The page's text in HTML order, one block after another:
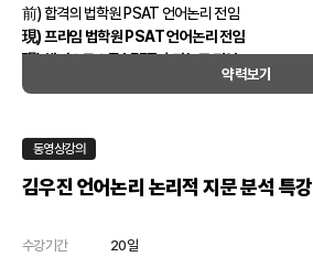
前) 합격의 법학원 PSAT 언어논리 전임
現) 프라임 법학원 PSAT 언어논리 전임
現) 해커스로스툴 LEET 추리논증 전임
약력보기
동영상강의
김우진 언어논리 논리적 지문 분석 특강
수강기간 20일